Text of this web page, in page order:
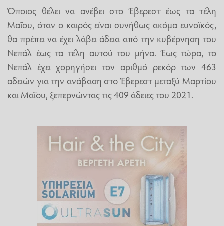
Όποιος θέλει να ανέβει στο Έβερεστ έως τα τέλη
Μαΐου, όταν ο καιρός είναι συνήθως ακόμα ευνοϊκός,
θα πρέπει να έχει λάβει άδεια από την κυβέρνηση του
Νεπάλ έως τα τέλη αυτού του μήνα. Έως τώρα, το
Νεπάλ έχει χορηγήσει τον αριθμό ρεκόρ των 463
αδειών για την ανάβαση στο Έβερεστ μεταξύ Μαρτίου
και Μαΐου, ξεπερνώντας τις 409 άδειες του 2021.